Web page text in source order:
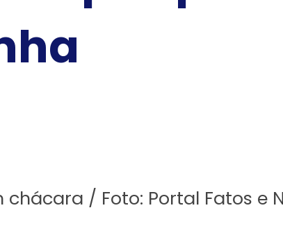
/ Foto: Portal Fatos e